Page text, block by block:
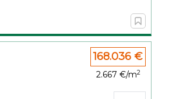
168.036 €
2.667 €/m2